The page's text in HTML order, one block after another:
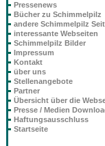
Pressenews
Bücher zu Schimmelpilz
andere Schimmelpilz
interessante Webseiten
Schimmelpilz Bilder
Impressum
Kontakt
über uns
Stellenangebote
Partner
Übersicht über die
Presse / Medien
Haftungsausschluss
Startseite